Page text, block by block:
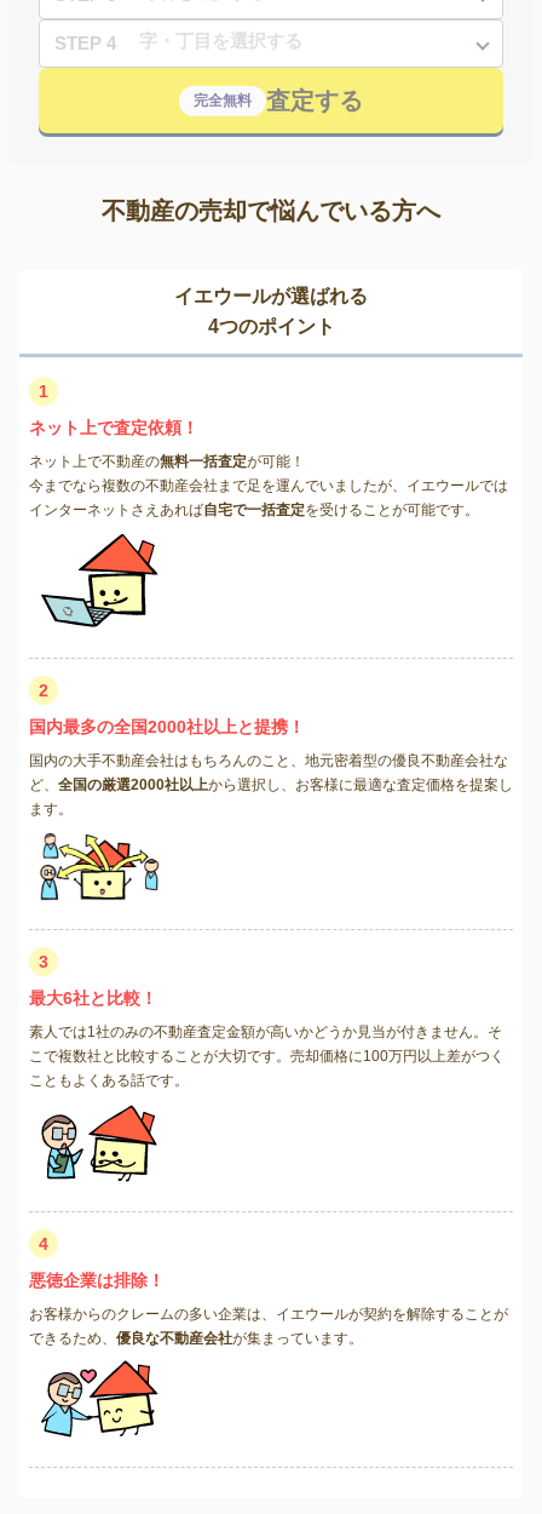
STEP 4
完全無料 査定する
不動産の売却で悩んでいる方へ
イエウールが選ばれる
4つのポイント
1
ネット上で査定依頼！
ネット上で不動産の無料一括査定が可能！
今までなら複数の不動産会社まで足を運んでいましたが、イエウールでは
インターネットさえあれば自宅で一括査定を受けることが可能です。
2
国内最多の全国2000社以上と提携！
国内の大手不動産会社はもちろんのこと、地元密着型の優良不動産会社な
ど、 全国の厳選2000社以上から選択し、お客様に最適な査定価格を提案し
ます。
3
最大6社と比較！
素人では1社のみの不動産査定金額が高いかどうか見当が付きません。そ
こで複数社と比較することが大切です。売却価格に100万円以上差がつく
こともよくある話です。
4
悪徳企業は排除！
お客様からのクレームの多い企業は、イエウールが契約を解除することが
できるため、 優良な不動産会社が集まっています。